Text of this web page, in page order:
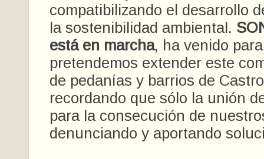
compatibilizando el desarrollo
la sostenibilidad ambiental.
está en marcha, ha venido
pretendemos extender este
de pedanías y barrios de
recordando que sólo la unión
para la consecución de
denunciando y aportando